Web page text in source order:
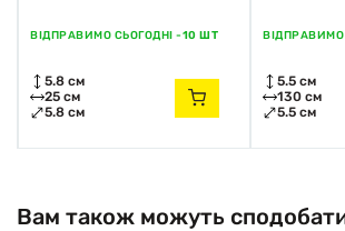
ВІДПРАВИМО СЬОГОДНІ -10 ШТ
5.8 см
25 см
5.8 см
ВІДПРАВИМО
5.5 см
130 см
5.5 см
Вам також можуть